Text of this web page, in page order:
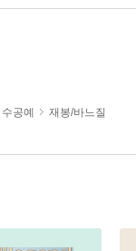
수공예 재봉/바느질